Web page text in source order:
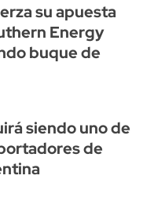
su apuesta
Energy
buque de
siendo uno de
de